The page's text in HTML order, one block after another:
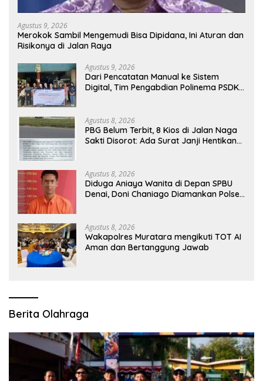
Agustus 9, 2026
Merokok Sambil Mengemudi Bisa Dipidana, Ini Aturan dan
Risikonya di Jalan Raya
Agustus 9, 2026
Dari Pencatatan Manual ke Sistem
Digital, Tim Pengabdian Polinema PSDKU
Agustus 8, 2026
PBG Belum Terbit, 8 Kios di Jalan Naga
Sakti Disorot: Ada Surat Janji Hentikan
Agustus 8, 2026
Diduga Aniaya Wanita di Depan SPBU
Denai, Doni Chaniago Diamankan Polsek
Agustus 8, 2026
Wakapolres Muratara mengikuti TOT AI
Aman dan Bertanggung Jawab
Berita Olahraga